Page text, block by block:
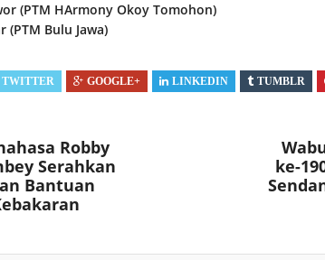
(PTM HArmony Okoy Tomohon)
(PTM Bulu Jawa)
TWITTER GOOGLE+ LINKEDIN TUMBLR
Robby
Serahkan
Bantuan
ke-